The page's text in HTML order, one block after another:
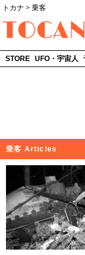
トカナ > 乗客
STORE UFO・宇宙人
乗客 Articles